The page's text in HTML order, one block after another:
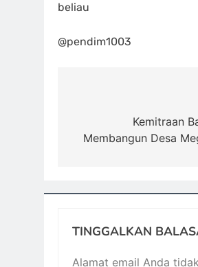
beliau
@pendim1003
Kemitraan
Membangun Desa
TINGGALKAN
Alamat email Anda